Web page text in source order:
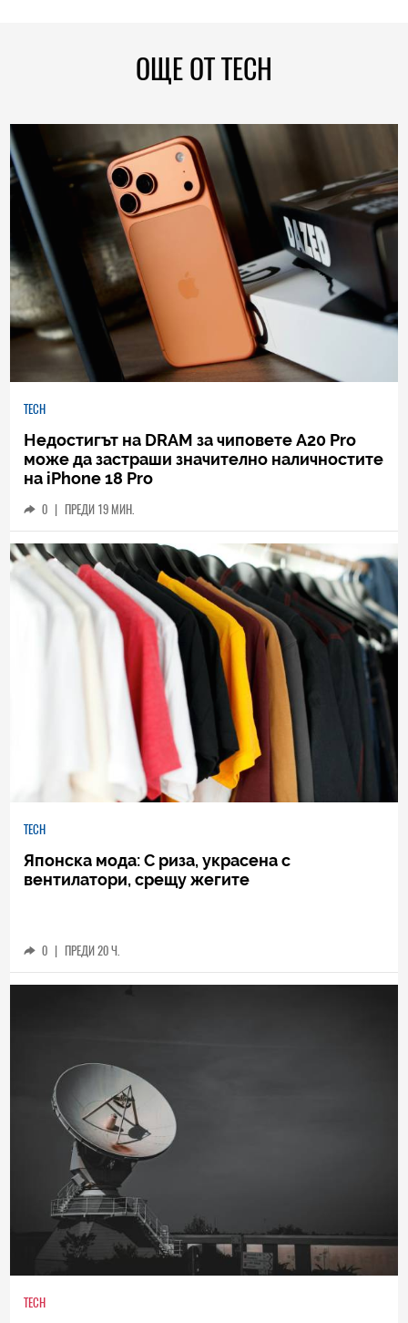
ОЩЕ ОТ TECH
TECH
Недостигът на DRAM за чиповете A20 Pro
може да застраши значително наличностите
на iPhone 18 Pro
0 | ПРЕДИ 19 МИН.
TECH
Японска мода: С риза, украсена с
вентилатори, срещу жегите
0 | ПРЕДИ 20 Ч.
TECH